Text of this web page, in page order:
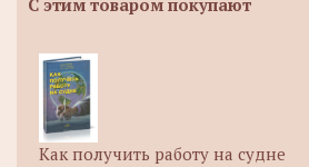
С этим товаром покупают
Как получить работу на судне